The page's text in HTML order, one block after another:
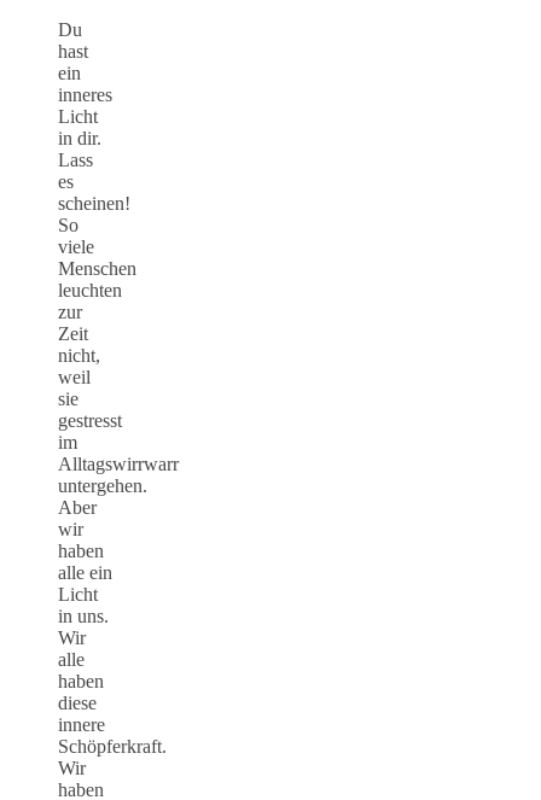
Du
hast
ein
inneres
Licht
in dir.
Lass
es
scheinen!
So
viele
Menschen
leuchten
zur
Zeit
nicht,
weil
sie
gestresst
im
Alltagswirrwarr
untergehen.
Aber
wir
haben
alle ein
Licht
in uns.
Wir
alle
haben
diese
innere
Schöpferkraft.
Wir
haben